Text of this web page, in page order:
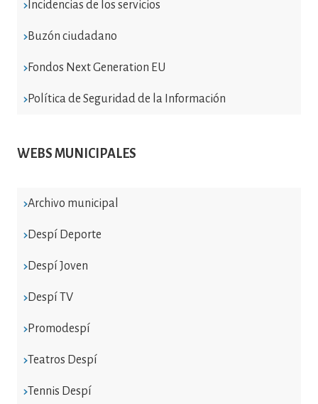
Incidencias de los servicios
Buzón ciudadano
Fondos Next Generation EU
Política de Seguridad de la Información
WEBS MUNICIPALES
Archivo municipal
Despí Deporte
Despí Joven
Despí TV
Promodespí
Teatros Despí
Tennis Despí